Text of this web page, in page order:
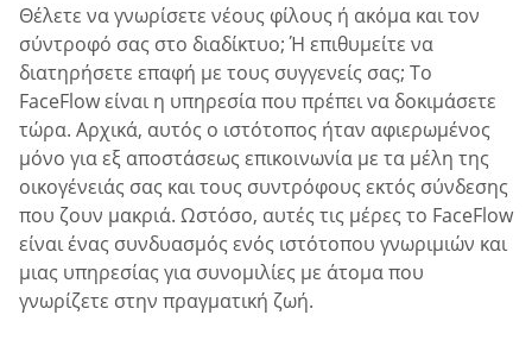
Θέλετε να γνωρίσετε νέους φίλους ή ακόμα και τον
σύντροφό σας στο διαδίκτυο; Ή επιθυμείτε να
διατηρήσετε επαφή με τους συγγενείς σας; Το
FaceFlow είναι η υπηρεσία που πρέπει να δοκιμάσετε
τώρα. Αρχικά, αυτός ο ιστότοπος ήταν αφιερωμένος
μόνο για εξ αποστάσεως επικοινωνία με τα μέλη της
οικογένειάς σας και τους συντρόφους εκτός σύνδεσης
που ζουν μακριά. Ωστόσο, αυτές τις μέρες το FaceFlow
είναι ένας συνδυασμός ενός ιστότοπου γνωριμιών και
μιας υπηρεσίας για συνομιλίες με άτομα που
γνωρίζετε στην πραγματική ζωή.